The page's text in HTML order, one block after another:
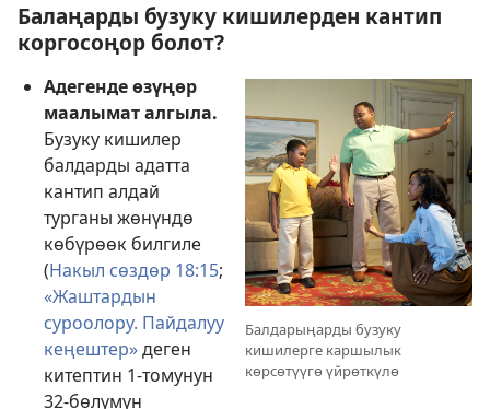
Балаңарды бузуку кишилерден кантип
коргосоңор болот?
Балдарыңарды бузуку
кишилерге каршылык
көрсөтүүгө үйрөткүлө
Адегенде өзүңөр
маалымат алгыла.
Бузуку кишилер
балдарды адатта
кантип алдай
турганы жөнүндө
көбүрөөк билгиле
(Накыл сөздөр 18:15;
«Жаштардын
суроолору. Пайдалуу
кеңештер»деген
китептин 1-томунун
32-бөлүмүн